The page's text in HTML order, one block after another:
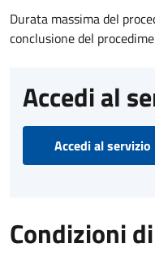
Durata massima del
conclusione del
Accedi al
Accedi al servizio
Condizioni